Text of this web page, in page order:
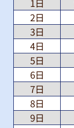
1日
2日
3日
4日
5日
6日
7日
8日
9日